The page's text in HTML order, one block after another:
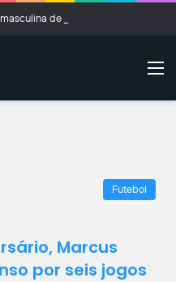
Futebol
Marcus
por seis jogos